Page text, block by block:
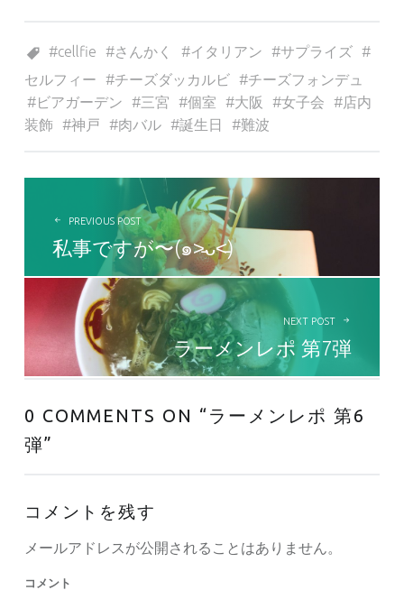
cellfie
さんかく イタリアン
サプライズ
セルフィー
チーズダッカルビ
チーズフォンデュ
ビアガーデン
三宮 個室 大阪 女子会
店内
装飾
神戸 肉バル 誕生日 難波
投稿ナビゲーション
PREVIOUS POST
私事ですが〜(๑˃̵ᴗ˂̵)
NEXT POST
ラーメンレポ 第7弾
0 COMMENTS ON “ラーメンレポ 第6
弾”
コメントを残す
メールアドレスが公開されることはありません。
コメント